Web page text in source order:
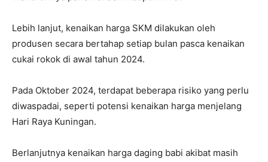
Lebih lanjut, kenaikan harga SKM dilakukan oleh
produsen secara bertahap setiap bulan pasca kenaikan
cukai rokok di awal tahun 2024.
Pada Oktober 2024, terdapat beberapa risiko yang perlu
diwaspadai, seperti potensi kenaikan harga menjelang
Hari Raya Kuningan.
Berlanjutnya kenaikan harga daging babi akibat masih